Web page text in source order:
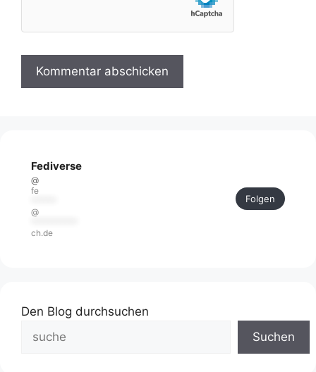
Fediverse
@
fe
@
ch.de
Folgen
Den Blog durchsuchen
Suchen